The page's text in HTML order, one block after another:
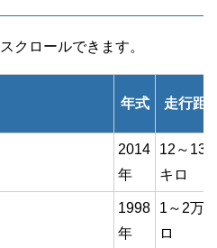
年式 走行距
2014
年
12～13
キロ
1998
年
1～2万
ロ